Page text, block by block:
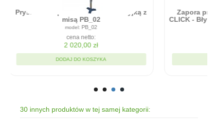
przeciwpowodziowa - RAPID
- Błyskawiczna bariera w montażu
90cm x 20cm
RC9020
cena netto:
1 935,00 zł
DODAJ DO KOSZYKA
30 innych produktów w tej samej kategorii: